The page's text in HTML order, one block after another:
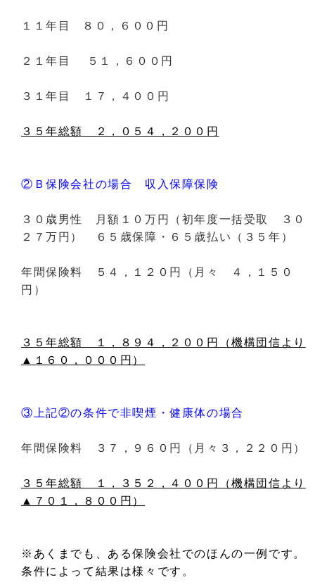
１１年目 ８０，６００円
２１年目 ５１，６００円
３１年目 １７，４００円
３５年総額 ２，０５４，２００円
②Ｂ保険会社の場合 収入保障保険
３０歳男性 月額１０万円（初年度一括受取 ３０
２７万円） ６５歳保障・６５歳払い（３５年）
年間保険料 ５４，１２０円（月々 ４，１５０
円）
３５年総額 １，８９４，２００円（機構団信より
▲１６０，０００円）
③上記②の条件で非喫煙・健康体の場合
年間保険料 ３７，９６０円（月々３，２２０円）
３５年総額 １，３５２，４００円（機構団信より
▲７０１，８００円）
※あくまでも、ある保険会社でのほんの一例です。
条件によって結果は様々です。